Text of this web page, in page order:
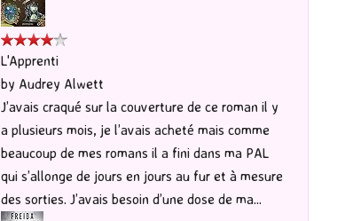
L'Apprenti
by Audrey Alwett
J’avais craqué sur la couverture de ce roman il y
a plusieurs mois, je l’avais acheté mais comme
beaucoup de mes romans il a fini dans ma PAL
qui s’allonge de jours en jours au fur et à mesure
des sorties. J’avais besoin d’une dose de ma...